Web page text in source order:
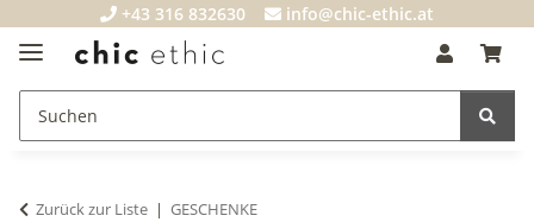
+43 316 832630 info@chic-ethic.at
Zurück zur Liste GESCHENKE